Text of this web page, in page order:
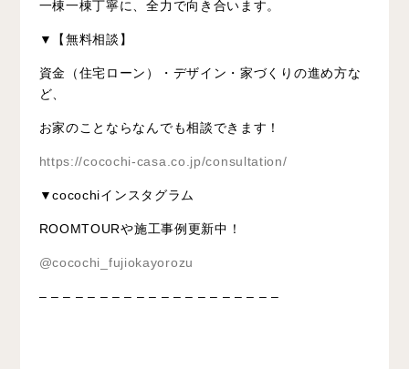
一棟一棟丁寧に、全力で向き合います。
▼【無料相談】
資金（住宅ローン）・デザイン・家づくりの進め方な
ど、
お家のことならなんでも相談できます！
https://cocochi-casa.co.jp/consultation/
▼cocochiインスタグラム
ROOMTOURや施工事例更新中！
@cocochi_fujiokayorozu
– – – – – – – – – – – – – – – – – – – –